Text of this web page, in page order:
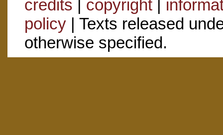
credits | copyright|
policy| Texts released
otherwise specified.